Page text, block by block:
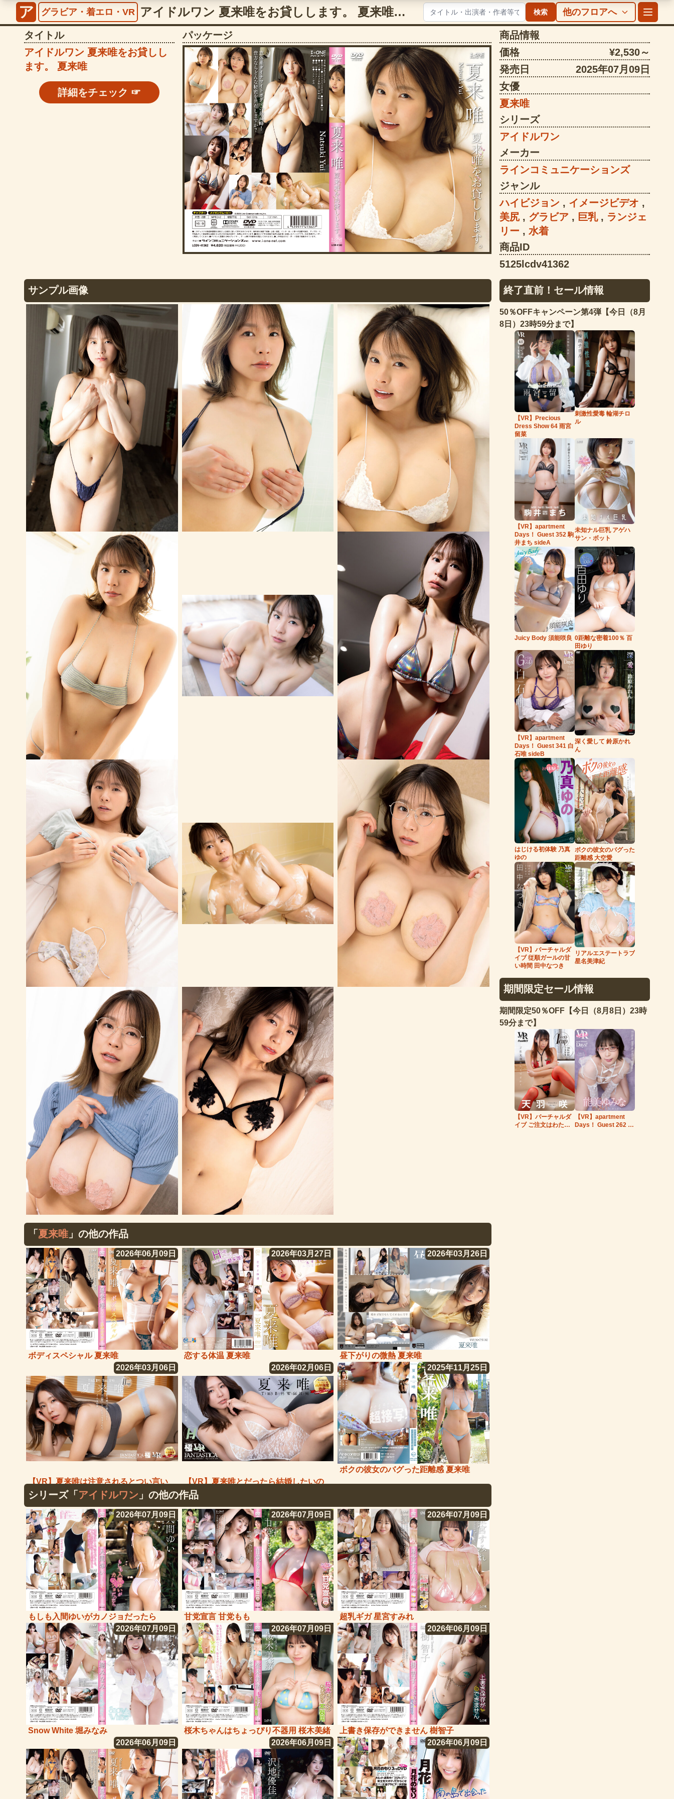
ア グラビア・着エロ・VR アイドルワン 夏来唯をお貸しします。 夏来唯【5125lcdv41362】 検索 他のフロアへ
パッケージ
商品情報
価格
¥2,530～
発売日
2025年07月09日
女優
夏来唯
シリーズ
アイドルワン
メーカー
ラインコミュニケーションズ
ジャンル
ハイビジョン , イメージビデオ ,
美尻, グラビア , 巨乳, ランジェ
リー , 水着
商品ID
5125lcdv41362
タイトル
アイドルワン 夏来唯をお貸しし
ます。 夏来唯
詳細をチェック ☞
サンプル画像
「夏来唯 」の他の作品
2026年06月09日
ボディスペシャル 夏来唯
2026年03月27日
恋する体温 夏来唯
2026年03月26日
昼下がりの微熱 夏来唯
2026年03月06日
【VR】夏来唯は注意されるとつい言い
なりになっちゃうんだ、そんな世界。
2026年02月06日
【VR】夏来唯とだったら結婚したいの
に、そういう世界。
2025年11月25日
ボクの彼女のバグった距離感 夏来唯
シリーズ「 アイドルワン 」の他の作品
2026年07月09日
もしも入間ゆいがカノジョだったら
2026年07月09日
甘党宣言 甘党もも
2026年07月09日
超乳ギガ 星宮すみれ
2026年07月09日
Snow White 堀みなみ
2026年07月09日
桜木ちゃんはちょっぴり不器用 桜木美緒
2026年06月09日
上書き保存ができません 樹智子
2026年06月09日
2026年06月09日 2026年06月09日
終了直前！セール情報
50％OFFキャンペーン第4弾【今日（8月
8日）23時59分まで】
【VR】Precious
Dress Show 64 雨宮
留菜
刺激性愛毒 輪湖チロ
ル
【VR】apartment
Days！ Guest 352 駒
井まち sideA
未知ナル巨乳 アゲハ
サン・ボット
Juicy Body 須能咲良 0距離な密着100％ 百
田ゆり
【VR】apartment
Days！ Guest 341 白
石唯 sideB
深く愛して 鈴原かれ
ん
はじける初体験 乃真
ゆの
ボクの彼女のバグった
距離感 大空愛
【VR】バーチャルダ
イブ 従順ガールの甘
い時間 田中なつき
リアルエステートラブ
星名美津紀
期間限定セール情報
期間限定50％OFF【今日（8月8日）23時
59分まで】
【VR】バーチャルダ
イブ ご注文はわたし
【VR】apartment
Days！ Guest 262 能